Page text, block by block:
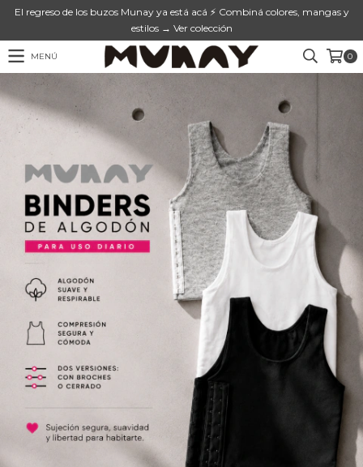
El regreso de los buzos Munay ya está acá ⚡ Combiná colores, mangas y
estilos → Ver colección
MENÚ 0